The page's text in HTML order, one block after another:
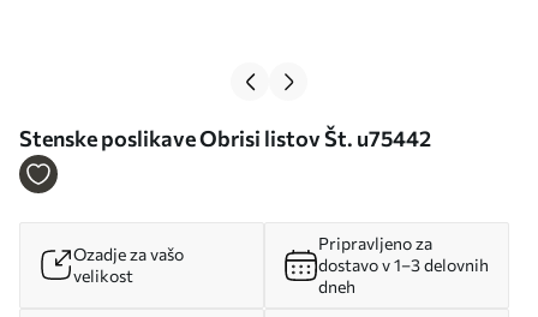
Stenske poslikave Obrisi listov Št. u75442
Ozadje za vašo
velikost
Pripravljeno za
dostavo v 1–3 delovnih
dneh